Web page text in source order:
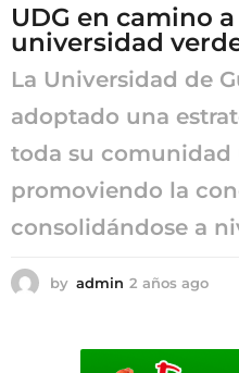
g
o
UDG en camino
universidad
La Universidad de
adoptado una
toda su comunidad
promoviendo la
consolidándose a
by admin 2 años ago